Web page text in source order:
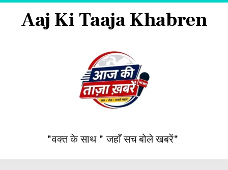
Aaj Ki Taaja Khabren
"वक्त के साथ " जहाँ सच बोले खबरें"